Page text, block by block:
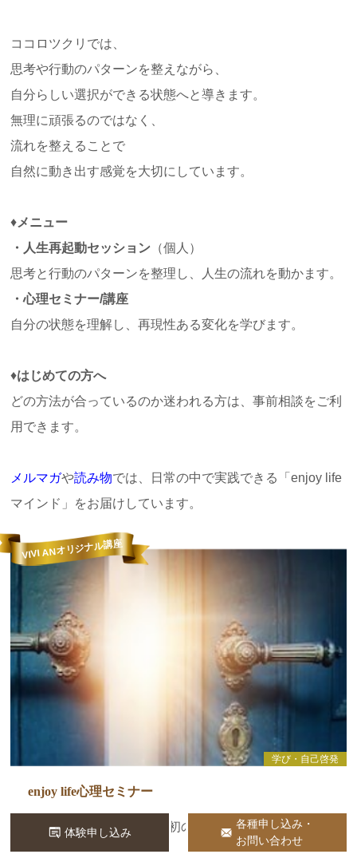
ココロツクリでは、
思考や行動のパターンを整えながら、
自分らしい選択ができる状態へと導きます。
無理に頑張るのではなく、
流れを整えることで
自然に動き出す感覚を大切にしています。
♦メニュー
・人生再起動セッション （個人）
思考と行動のパターンを整理し、人生の流れを動かます。
・心理セミナー/講座
自分の状態を理解し、再現性ある変化を学びます。
♦はじめての方へ
どの方法が合っているのか迷われる方は、事前相談をご利
用できます。
メルマガや読み物では、日常の中で実践できる「enjoy life
マインド」をお届けしています。
VIVI ANオリジナル講座
学び・自己啓発
enjoy life心理セミナー
人生の流れに気づく、最初の一歩
体験申し込み
各種申し込み・
お問い合わせ